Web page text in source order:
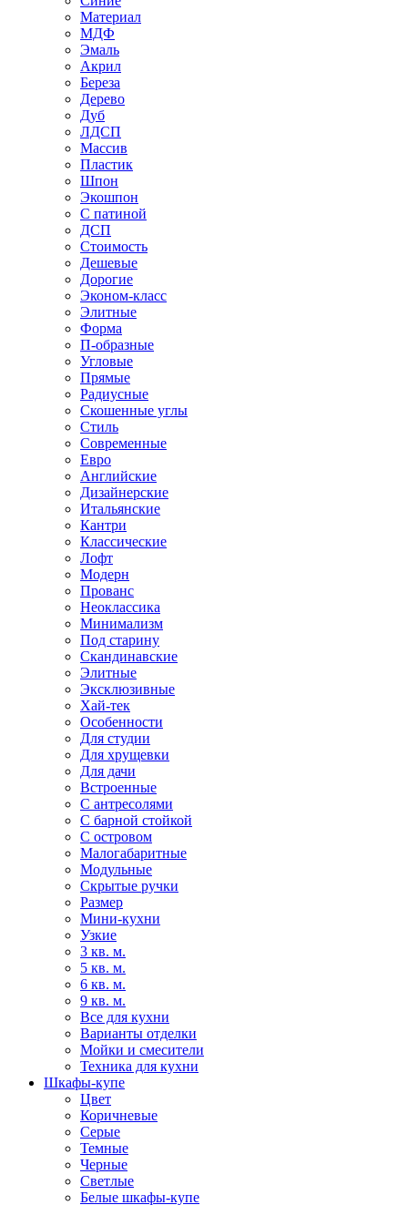
Материал
МДФ
Эмаль
Акрил
Береза
Дерево
Дуб
ЛДСП
Массив
Пластик
Шпон
Экошпон
С патиной
ДСП
Стоимость
Дешевые
Дорогие
Эконом-класс
Элитные
Форма
П-образные
Угловые
Прямые
Радиусные
Скошенные углы
Стиль
Современные
Евро
Английские
Дизайнерские
Итальянские
Кантри
Классические
Лофт
Модерн
Прованс
Неоклассика
Минимализм
Под старину
Скандинавские
Элитные
Эксклюзивные
Хай-тек
Особенности
Для студии
Для хрущевки
Для дачи
Встроенные
С антресолями
С барной стойкой
С островом
Малогабаритные
Модульные
Скрытые ручки
Размер
Мини-кухни
Узкие
3 кв. м.
5 кв. м.
6 кв. м.
9 кв. м.
Все для кухни
Варианты отделки
Мойки и смесители
Техника для кухни
Шкафы-купе
Цвет
Коричневые
Серые
Темные
Черные
Светлые
Белые шкафы-купе